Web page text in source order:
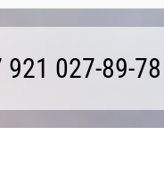
921 027-89-78